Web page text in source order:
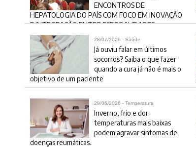
ENCONTROS DE
HEPATOLOGIA DO PAÍS COM FOCO EM INOVAÇÃO
E INTEGRAÇÃO ENTRE ESPECIALIDADES
28/07/2026 - Saúde
Já ouviu falar em últimos
socorros? Saiba o que fazer
quando a cura já não é mais o
objetivo de um paciente
29/06/2026 - Temperatura
Inverno, frio e dor:
temperaturas mais baixas
podem agravar sintomas de
doenças reumáticas.